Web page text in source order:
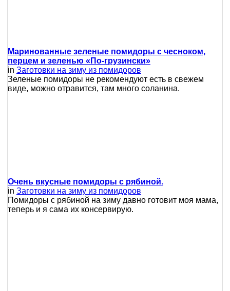
Маринованные зеленые помидоры с чесноком,
перцем и зеленью «По-грузински»
in Заготовки на зиму из помидоров
Зеленые помидоры не рекомендуют есть в свежем
виде, можно отравится, там много соланина.
Очень вкусные помидоры с рябиной.
in Заготовки на зиму из помидоров
Помидоры с рябиной на зиму давно готовит моя мама,
теперь и я сама их консервирую.